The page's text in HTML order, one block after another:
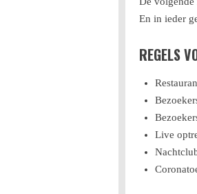
En in ieder
REGELS
Live